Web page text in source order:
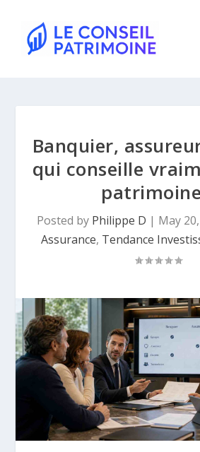
Banquier,
qui conseille
Posted by Philippe D | May
Assurance, Tendance